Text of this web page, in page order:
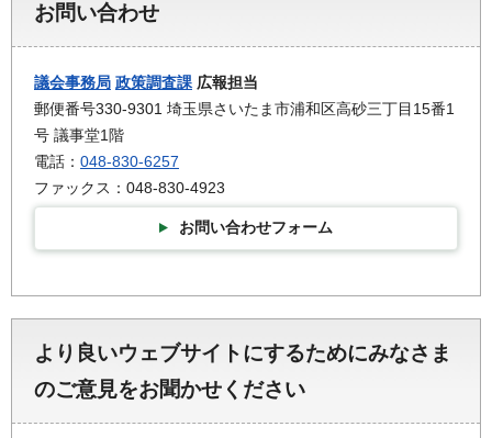
お問い合わせ
議会事務局 政策調査課 広報担当
郵便番号330-9301 埼玉県さいたま市浦和区高砂三丁目15番1
号 議事堂1階
電話： 048-830-6257
ファックス：048-830-4923
お問い合わせフォーム
より良いウェブサイトにするためにみなさま
のご意見をお聞かせください